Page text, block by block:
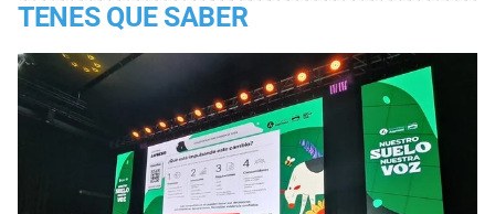
TENES QUE SABER